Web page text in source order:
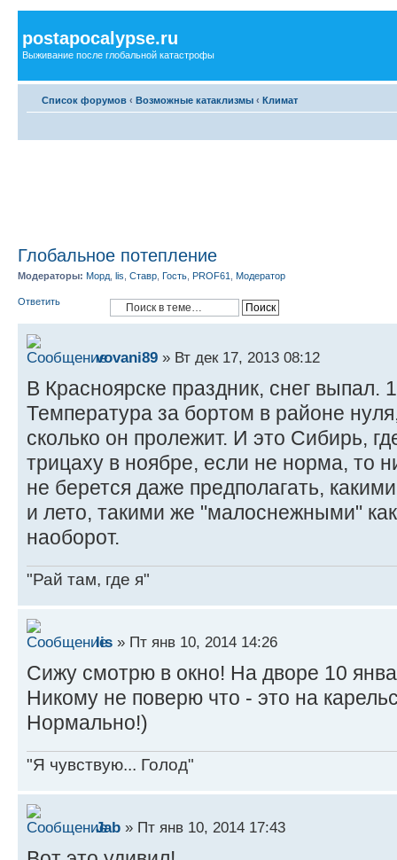
postapocalypse.ru
Выживание после глобальной катастрофы
Список форумов ‹ Возможные катаклизмы ‹ Климат
Глобальное потепление
Модераторы: Морд lis Ставр Гость PROF61 Модератор
Ответить
vovani89 » Вт дек 17, 2013 08:12
В Красноярске праздник, снег выпал.
Температура за бортом в районе
сколько он пролежит. И это Сибирь,
трицаху в ноябре, если не норма, то
не берется даже предполагать,
и лето, такими же "малоснежными"
наоборот.
"Рай там, где я"
lis » Пт янв 10, 2014 14:26
Сижу смотрю в окно! На дворе 10
Никому не поверю что - это на
Нормально!)
"Я чувствую... Голод"
Jab » Пт янв 10, 2014 17:43